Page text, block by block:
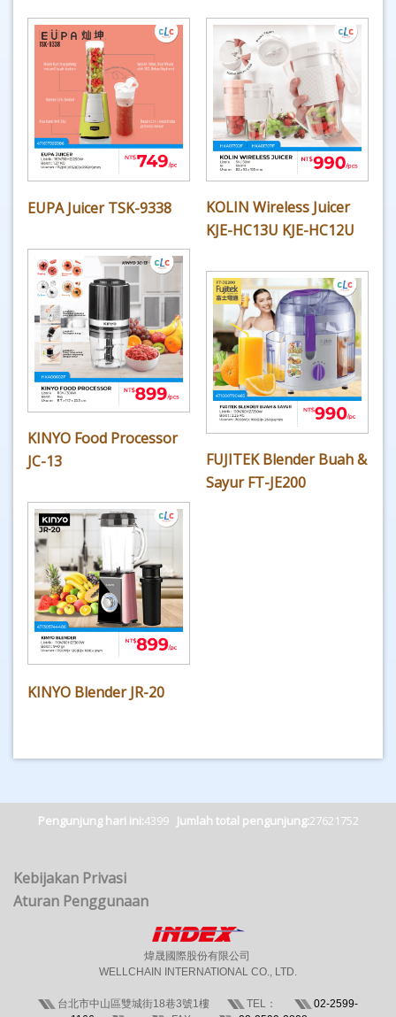
EUPA Juicer TSK-9338
KOLIN Wireless Juicer
KJE-HC13U KJE-HC12U
KINYO Food Processor
JC-13
FUJITEK Blender Buah &
Sayur FT-JE200
KINYO Blender JR-20
Pengunjung hari ini:4399 Jumlah total pengunjung:27621752
Kebijakan Privasi
Aturan Penggunaan
煒晟國際股份有限公司
WELLCHAIN INTERNATIONAL CO., LTD.
台北市中山區雙城街18巷3號1樓 TEL：
02-2599-